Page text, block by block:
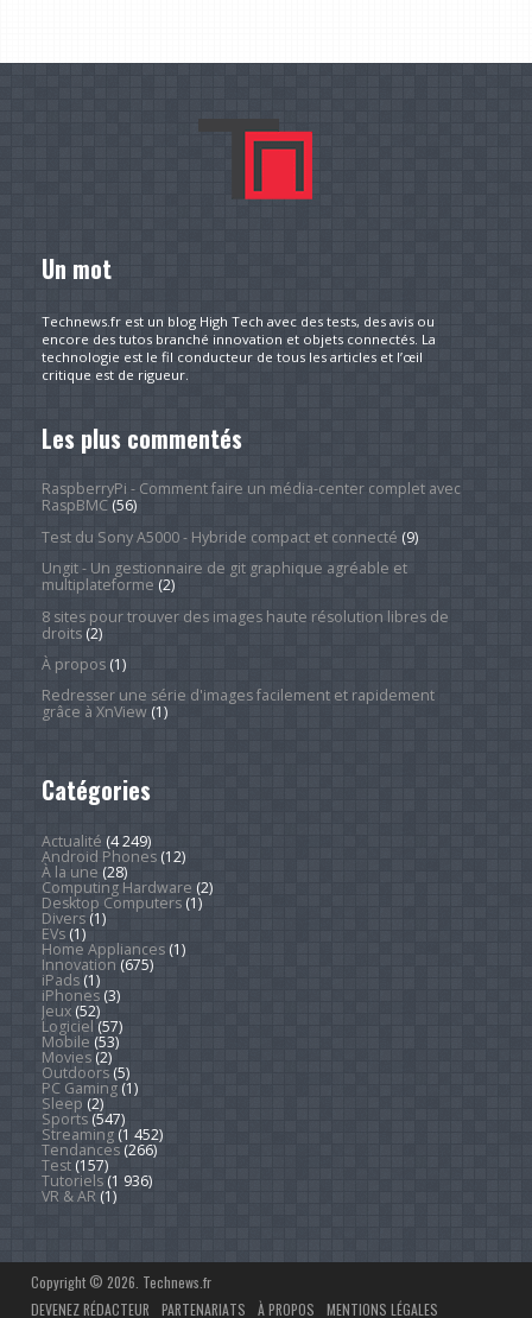
Un mot
Technews.fr est un blog High Tech avec des tests, des avis ou
encore des tutos branché innovation et objets connectés. La
technologie est le fil conducteur de tous les articles et l’œil
critique est de rigueur.
Les plus commentés
RaspberryPi - Comment faire un média-center complet avec
RaspBMC(56)
Test du Sony A5000 - Hybride compact et connecté (9)
Ungit - Un gestionnaire de git graphique agréable et
multiplateforme (2)
8 sites pour trouver des images haute résolution libres de
droits(2)
À propos(1)
Redresser une série d'images facilement et rapidement
grâce à XnView(1)
Catégories
Actualité (4 249)
Android Phones(12)
À la une (28)
Computing Hardware (2)
Desktop Computers(1)
Divers(1)
EVs(1)
Home Appliances(1)
Innovation (675)
iPads(1)
iPhones(3)
Jeux(52)
Logiciel (57)
Mobile (53)
Movies(2)
Outdoors(5)
PC Gaming(1)
Sleep (2)
Sports(547)
Streaming(1 452)
Tendances(266)
Test(157)
Tutoriels(1 936)
VR & AR(1)
Copyright © 2026. Technews.fr
DEVENEZ RÉDACTEUR
PARTENARIATS À PROPOS MENTIONS LÉGALES